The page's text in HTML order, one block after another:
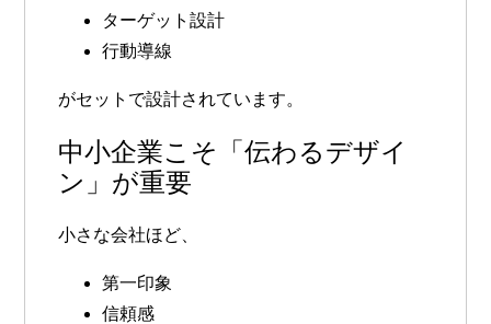
ターゲット設計
行動導線
がセットで設計されています。
中小企業こそ「伝わるデザイ
ン」が重要
小さな会社ほど、
第一印象
信頼感